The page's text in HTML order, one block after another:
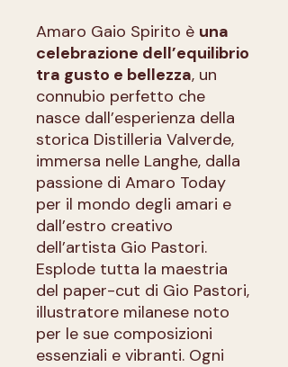
Amaro Gaio Spirito è una
celebrazione dell’equilibrio
tra gusto e bellezza, un
connubio perfetto che
nasce dall’esperienza della
storica Distilleria Valverde,
immersa nelle Langhe, dalla
passione di Amaro Today
per il mondo degli amari e
dall’estro creativo
dell’artista Gio Pastori.
Esplode tutta la maestria
del paper-cut di Gio Pastori,
illustratore milanese noto
per le sue composizioni
essenziali e vibranti. Ogni